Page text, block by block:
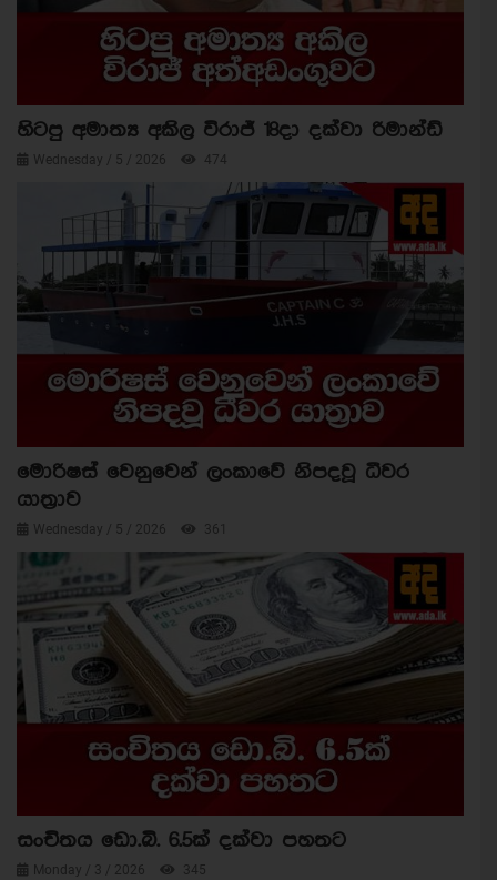
හිටපු අමාත්‍ය අකිල විරාජ් 18දා දක්වා රිමාන්ඩ්
Wednesday / 5 / 2026 474
මොරිෂස් වෙනුවෙන් ලංකාවේ නිපදවූ ධීවර
යාත්‍රාව
Wednesday / 5 / 2026 361
සංචිතය ඩො.බි. 6.5ක් දක්වා පහතට
Monday / 3 / 2026 345